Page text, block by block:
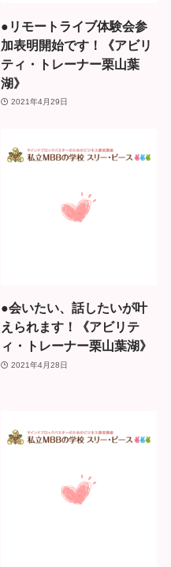
●リモートライブ体験会参
加表明開始です！《アビリ
ティ・トレーナー栗山葉
湖》
2021年4月29日
●会いたい、話したいが叶
えられます！《アビリテ
ィ・トレーナー栗山葉湖》
2021年4月28日